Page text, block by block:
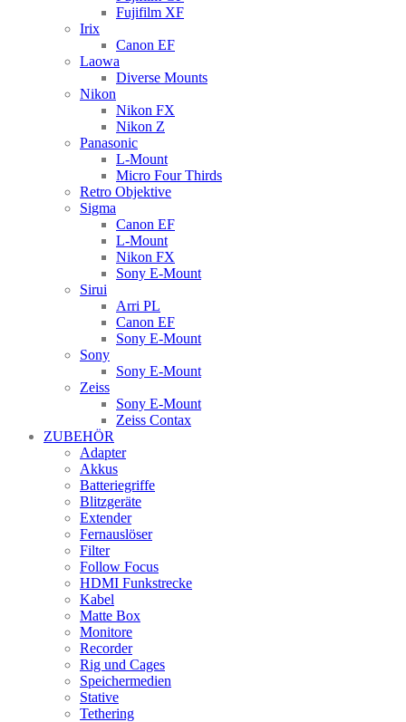
Fujifilm XF
Irix
Canon EF
Laowa
Diverse Mounts
Nikon
Nikon FX
Nikon Z
Panasonic
L-Mount
Micro Four Thirds
Retro Objektive
Sigma
Canon EF
L-Mount
Nikon FX
Sony E-Mount
Sirui
Arri PL
Canon EF
Sony E-Mount
Sony
Sony E-Mount
Zeiss
Sony E-Mount
Zeiss Contax
ZUBEHÖR
Adapter
Akkus
Batteriegriffe
Blitzgeräte
Extender
Fernauslöser
Filter
Follow Focus
HDMI Funkstrecke
Kabel
Matte Box
Monitore
Recorder
Rig und Cages
Speichermedien
Stative
Tethering